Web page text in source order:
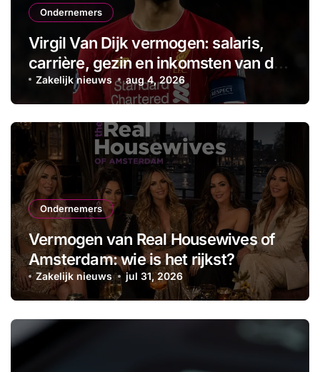
Ondernemers
Virgil Van Dijk vermogen: salaris,
carrière, gezin en inkomsten van de
aanvoerder
Zakelijk nieuws aug 4, 2026
Ondernemers
Vermogen van Real Housewives of
Amsterdam: wie is het rijkst?
Zakelijk nieuws jul 31, 2026